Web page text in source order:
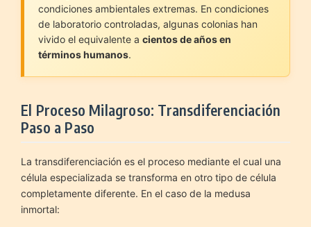
condiciones ambientales extremas. En condiciones
de laboratorio controladas, algunas colonias han
vivido el equivalente a cientos de años en
términos humanos.
El Proceso Milagroso: Transdiferenciación
Paso a Paso
La transdiferenciación es el proceso mediante el cual una
célula especializada se transforma en otro tipo de célula
completamente diferente. En el caso de la medusa
inmortal: